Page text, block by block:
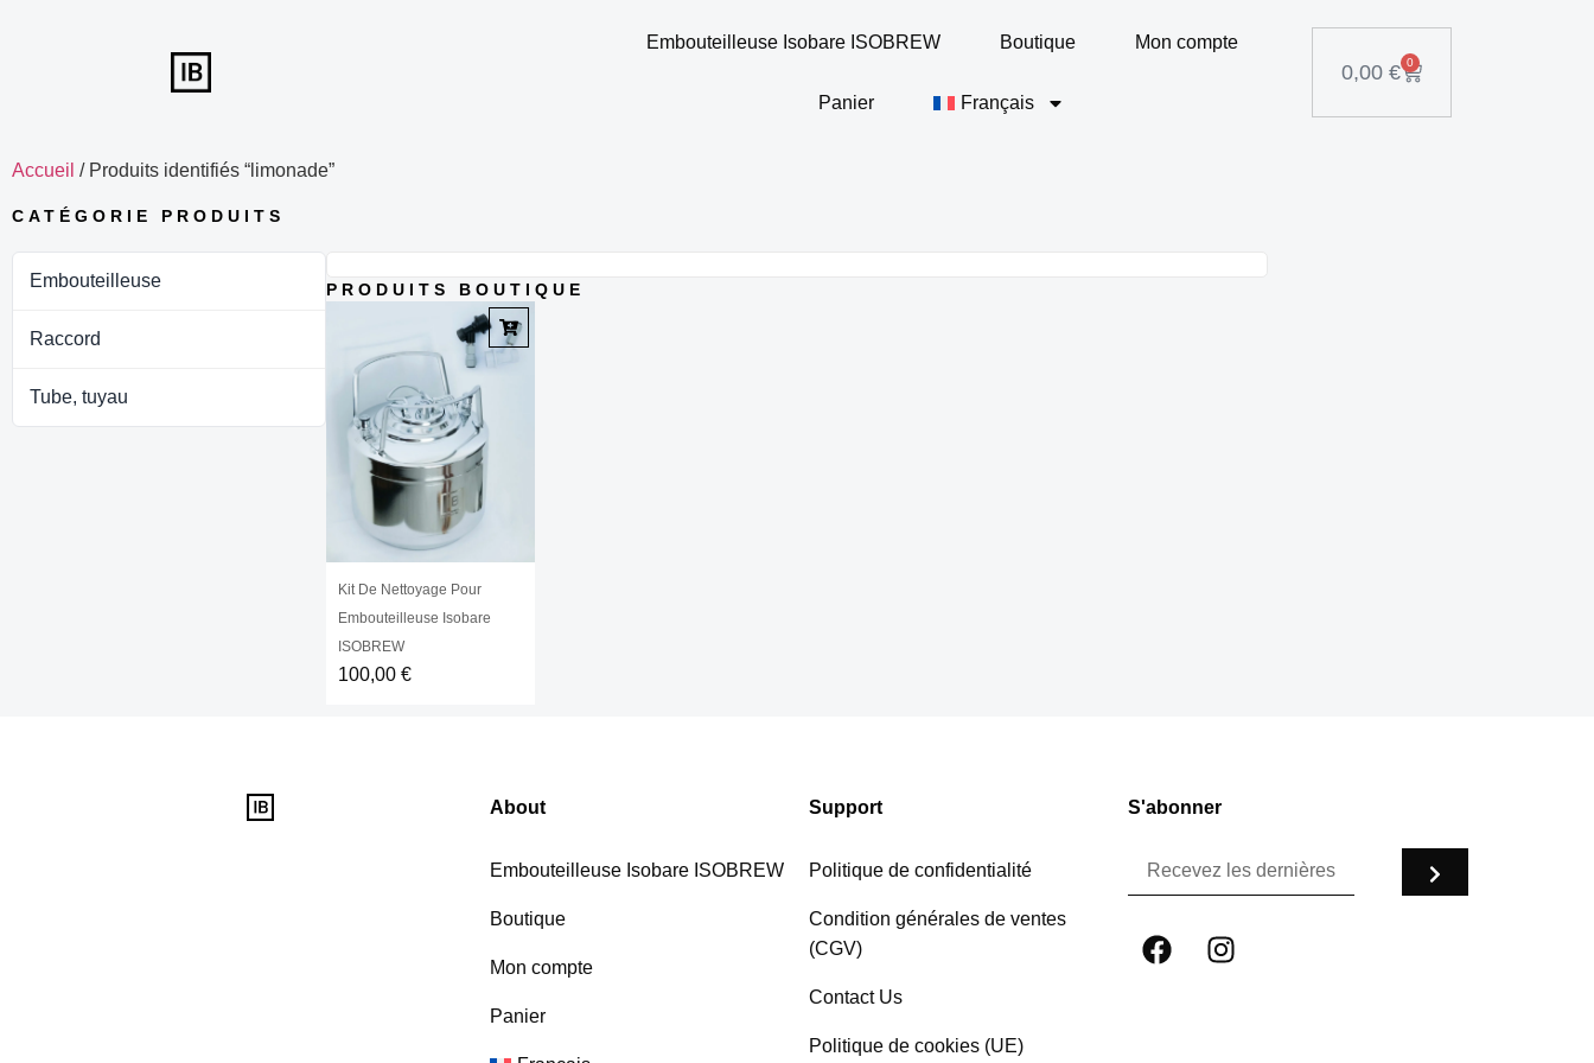
Embouteilleuse Isobare ISOBREW Boutique Mon compte
Panier Français
0,00 € 0
Accueil / Produits identifiés “limonade”
CATÉGORIE PRODUITS
Embouteilleuse
Raccord
Tube, tuyau
PRODUITS BOUTIQUE
Kit De Nettoyage Pour
Embouteilleuse Isobare
ISOBREW
100,00 €
About
Embouteilleuse Isobare ISOBREW
Boutique
Mon compte
Panier
Support
Politique de confidentialité
Condition générales de ventes
(CGV)
Contact Us
Politique de cookies (UE)
S'abonner